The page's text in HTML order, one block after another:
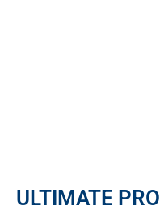
ULTIMATE